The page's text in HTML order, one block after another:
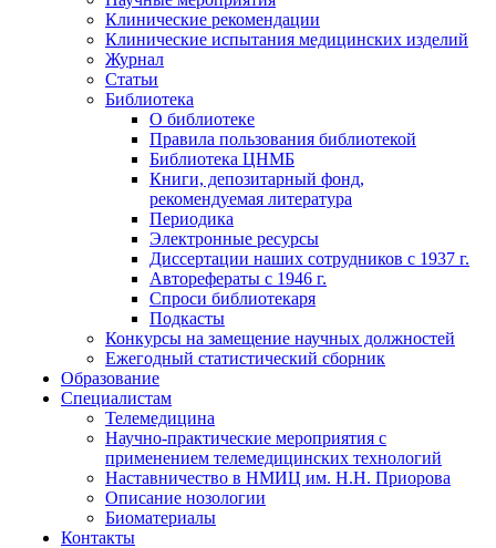
Клинические рекомендации
Клинические испытания медицинских изделий
Журнал
Статьи
Библиотека
О библиотеке
Правила пользования библиотекой
Библиотека ЦНМБ
Книги, депозитарный фонд,
рекомендуемая литература
Периодика
Электронные ресурсы
Диссертации наших сотрудников с 1937 г.
Авторефераты с 1946 г.
Спроси библиотекаря
Подкасты
Конкурсы на замещение научных должностей
Ежегодный статистический сборник
Образование
Специалистам
Телемедицина
Научно-практические мероприятия с
применением телемедицинских технологий
Наставничество в НМИЦ им. Н.Н. Приорова
Описание нозологии
Биоматериалы
Контакты